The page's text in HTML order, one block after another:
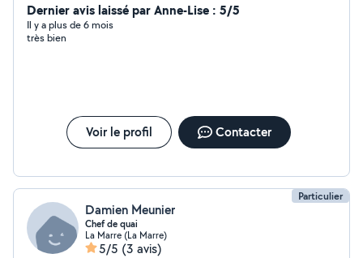
Dernier avis laissé par Anne-Lise : 5/5
Il y a plus de 6 mois
très bien
Voir le profil Contacter
Particulier
Damien Meunier
Chef de quai
La Marre (La Marre)
5/5 (3 avis)